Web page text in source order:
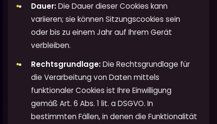
Dauer:Die Dauer dieser Cookies kann
variieren; sie können Sitzungscookies sein
oder bis zu einem Jahr auf Ihrem Gerät
verbleiben.
Rechtsgrundlage:Die Rechtsgrundlage für
die Verarbeitung von Daten mittels
funktionaler Cookies ist Ihre Einwilligung
gemäß Art. 6 Abs. 1 lit. a DSGVO. In
bestimmten Fällen, in denen die Funktionalität